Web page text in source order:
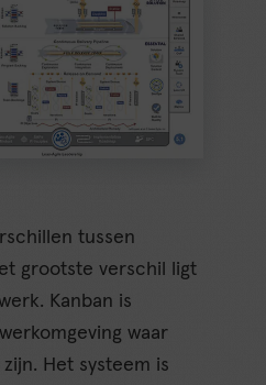
tussen
grootste verschil ligt
Kanban is
waar
Het systeem is